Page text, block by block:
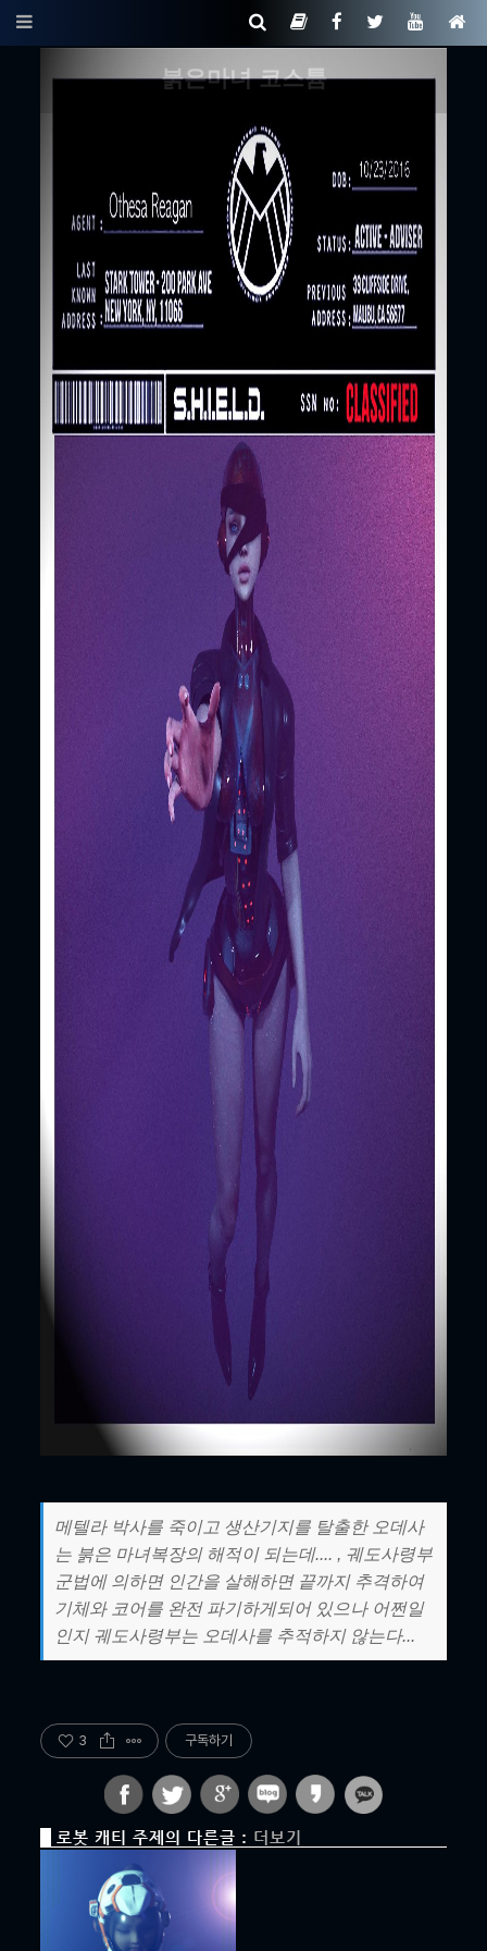
붉은마녀 코스튬
메텔라 박사를 죽이고 생산기지를 탈출한 오데사
는 붉은 마녀복장의 해적이 되는데.... , 궤도사령부
군법에 의하면 인간을 살해하면 끝까지 추격하여
기체와 코어를 완전 파기하게되어 있으나 어쩐일
인지 궤도사령부는 오데사를 추적하지 않는다...
3 구독하기
로봇 캐티 주제의 다른글 : 더보기